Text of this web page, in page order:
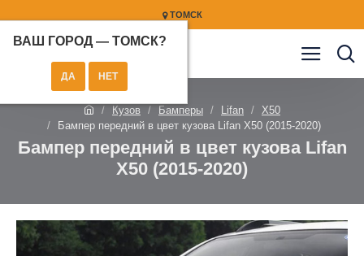
ТОМСК
ВАШ ГОРОД — ТОМСК?
Кузов Бамперы Lifan
X50
Бампер передний в цвет кузова Lifan X50 (2015-2020)
Бампер передний в цвет кузова Lifan
X50 (2015-2020)